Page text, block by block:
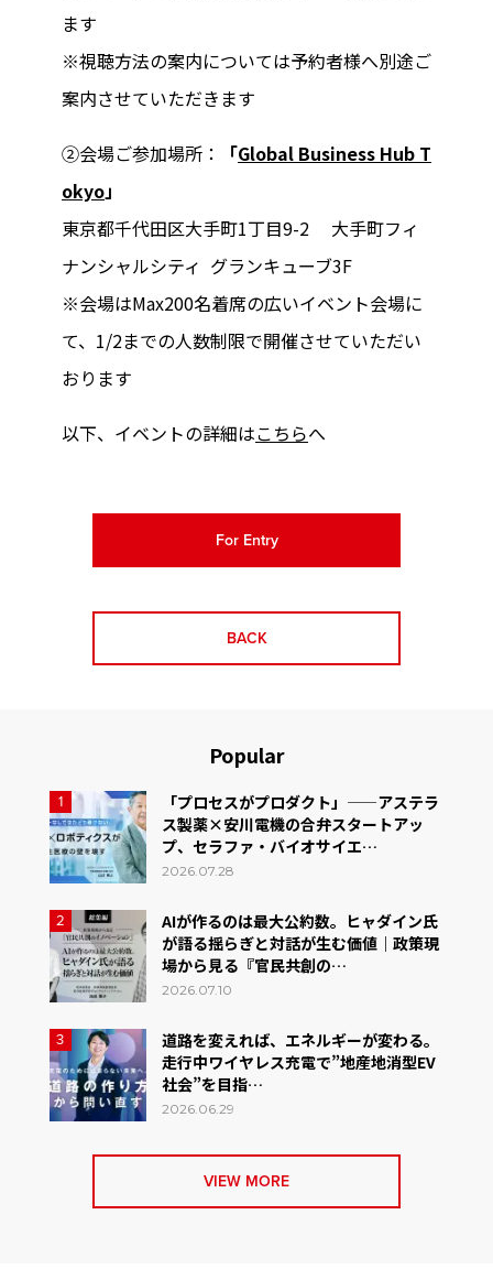
ます
※視聴方法の案内については予約者様へ別途ご
案内させていただきます
②会場ご参加場所： 「Global Business Hub T
okyo」
東京都千代田区大手町1丁目9-2 大手町フィ
ナンシャルシティ グランキューブ3F
※会場はMax200名着席の広いイベント会場に
て、1/2までの人数制限で開催させていただい
おります
以下、イベントの詳細はこちらへ
For Entry
BACK
Popular
1
「プロセスがプロダクト」——アステラ
ス製薬×安川電機の合弁スタートアッ
プ、セラファ・バイオサイエ…
2026.07.28
2
AIが作るのは最大公約数。ヒャダイン氏
が語る揺らぎと対話が生む価値｜政策現
場から見る『官民共創の…
2026.07.10
3
道路を変えれば、エネルギーが変わる。
走行中ワイヤレス充電で”地産地消型EV
社会”を目指…
2026.06.29
VIEW MORE